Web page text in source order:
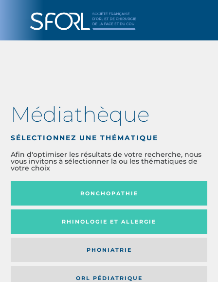
Médiathèque
SÉLECTIONNEZ UNE THÉMATIQUE
Afin d'optimiser les résultats de votre recherche, nous
vous invitons à sélectionner la ou les thématiques de
votre choix
RONCHOPATHIE
RHINOLOGIE ET ALLERGIE
PHONIATRIE
ORL PÉDIATRIQUE